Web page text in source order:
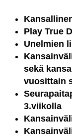
Play True
Unelmien
sekä
vuosittain
3.viikolla